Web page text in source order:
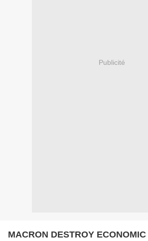
Publicité
MACRON DESTROY